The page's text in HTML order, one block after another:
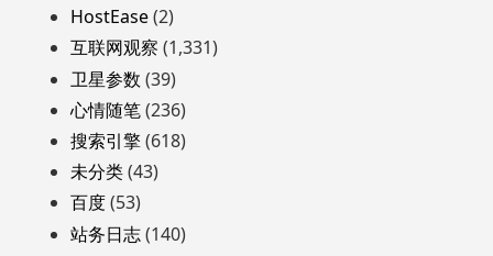
HostEase(2)
互联网观察 (1,331)
卫星参数 (39)
心情随笔(236)
搜索引擎(618)
未分类(43)
百度(53)
站务日志(140)